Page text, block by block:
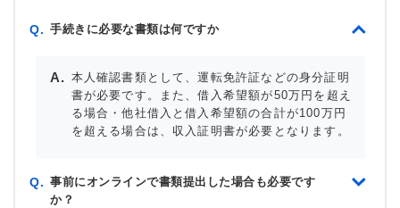
Q. 手続きに必要な書類は何ですか
本人確認書類として、運転免許証などの身分証明
書が必要です。また、借入希望額が50万円を超え
る場合・他社借入と借入希望額の合計が100万円
を超える場合は、収入証明書が必要となります。
Q. 事前にオンラインで書類提出した場合も必要です
か？